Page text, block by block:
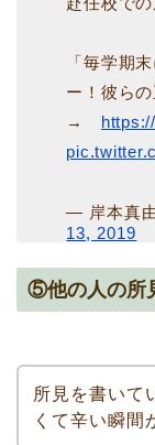
「毎学期
ー！彼らの
→
— 岸本真
13, 2019
⑤他の人の所
所見を書いて
くて辛い瞬